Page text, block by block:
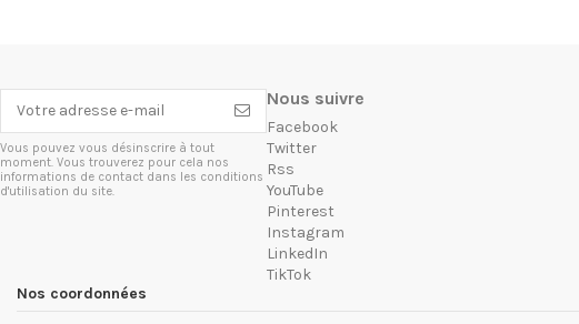
Vous pouvez vous désinscrire à tout
moment. Vous trouverez pour cela nos
informations de contact dans les conditions
d'utilisation du site.
Nous suivre
Facebook
Twitter
Rss
YouTube
Pinterest
Instagram
LinkedIn
TikTok
Nos coordonnées